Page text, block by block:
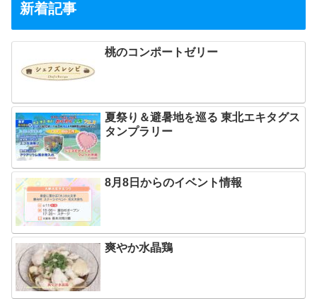
新着記事
桃のコンポートゼリー
夏祭り＆避暑地を巡る 東北エキタグス
タンプラリー
8月8日からのイベント情報
爽やか水晶鶏